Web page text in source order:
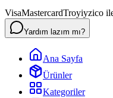
VisaMastercardTroyiyzico
Yardım lazım mı?
Ana Sayfa
Ürünler
Kategoriler